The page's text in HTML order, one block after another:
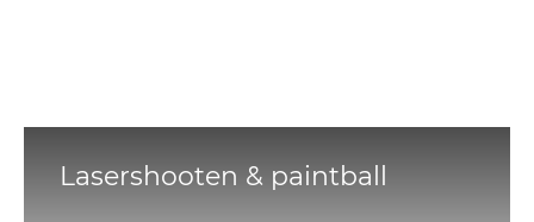
Lasershooten & paintball